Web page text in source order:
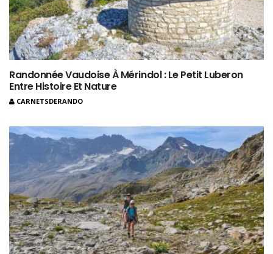
Randonnée Vaudoise À Mérindol : Le Petit Luberon
Entre Histoire Et Nature
CARNETSDERANDO